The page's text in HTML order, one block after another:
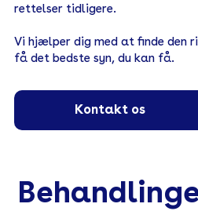
rettelser tidligere.
Vi hjælper dig med at finde den
få det bedste syn, du kan få.
Kontakt os